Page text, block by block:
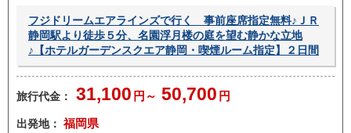
フジドリームエアラインズで行く 事前座席指定無料♪ＪＲ
静岡駅より徒歩５分、名園浮月楼の庭を望む静かな立地
♪【ホテルガーデンスクエア静岡・喫煙ルーム指定】２日間
旅行代金： 31,100 円～ 50,700 円
出発地： 福岡県